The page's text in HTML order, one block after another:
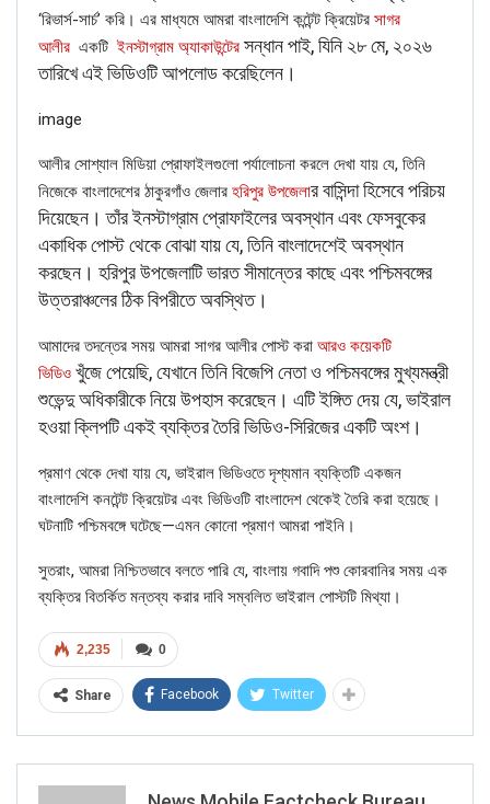
Email
Phone
Picture/video url
Click here for Latest News
‘রিভার্স-সার্চ’ করি। এর মাধ্যমে আমরা বাংলাদেশি কন্টেন্ট ক্রিয়েটর সাগর
আলীর একটি ইনস্টাগ্রাম অ্যাকাউন্টের সন্ধান পাই, যিনি ২৮ মে, ২০২৬
তারিখে এই ভিডিওটি আপলোড করেছিলেন।
image
আলীর সোশ্যাল মিডিয়া প্রোফাইলগুলো পর্যালোচনা করলে দেখা যায় যে, তিনি
নিজেকে বাংলাদেশের ঠাকুরগাঁও জেলার হরিপুর উপজেলার বাসিন্দা হিসেবে পরিচয়
দিয়েছেন। তাঁর ইনস্টাগ্রাম প্রোফাইলের অবস্থান এবং ফেসবুকের
একাধিক পোস্ট থেকে বোঝা যায় যে, তিনি বাংলাদেশেই অবস্থান
করছেন। হরিপুর উপজেলাটি ভারত সীমান্তের কাছে এবং পশ্চিমবঙ্গের
উত্তরাঞ্চলের ঠিক বিপরীতে অবস্থিত।
আমাদের তদন্তের সময় আমরা সাগর আলীর পোস্ট করা আরও কয়েকটি
ভিডিও খুঁজে পেয়েছি, যেখানে তিনি বিজেপি নেতা ও পশ্চিমবঙ্গের মুখ্যমন্ত্রী
শুভেন্দু অধিকারীকে নিয়ে উপহাস করেছেন। এটি ইঙ্গিত দেয় যে, ভাইরাল
হওয়া ক্লিপটি একই ব্যক্তির তৈরি ভিডিও-সিরিজের একটি অংশ।
প্রমাণ থেকে দেখা যায় যে, ভাইরাল ভিডিওতে দৃশ্যমান ব্যক্তিটি একজন
বাংলাদেশি কনটেন্ট ক্রিয়েটর এবং ভিডিওটি বাংলাদেশ থেকেই তৈরি করা হয়েছে।
ঘটনাটি পশ্চিমবঙ্গে ঘটেছে—এমন কোনো প্রমাণ আমরা পাইনি।
সুতরাং, আমরা নিশ্চিতভাবে বলতে পারি যে, বাংলায় গবাদি পশু কোরবানির সময় এক
ব্যক্তির বিতর্কিত মন্তব্য করার দাবি সম্বলিত ভাইরাল পোস্টটি মিথ্যা।
0
2,235
Share Facebook Twitter